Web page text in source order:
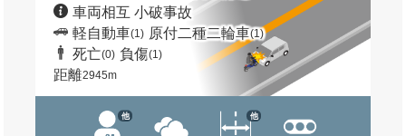
車両相互 小破事故
軽自動車(1) 原付二種二輪車(1)
死亡(0) 負傷(1)
距離2945m
他 他